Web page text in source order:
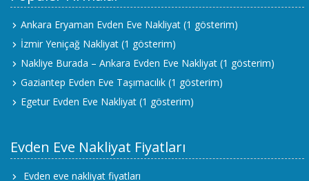
Ankara Eryaman Evden Eve Nakliyat (1 gösterim)
İzmir Yeniçağ Nakliyat (1 gösterim)
Nakliye Burada – Ankara Evden Eve Nakliyat (1 gösterim)
Gaziantep Evden Eve Taşımacılık (1 gösterim)
Egetur Evden Eve Nakliyat (1 gösterim)
Evden Eve Nakliyat Fiyatları
Evden eve nakliyat fiyatları